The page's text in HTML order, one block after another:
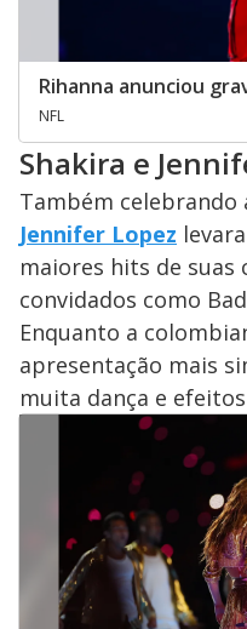
Rihanna anunciou
NFL
Shakira e
Também
Jennifer Lopez
maiores hits de suas
convidados como
Enquanto a
apresentação mais
muita dança e